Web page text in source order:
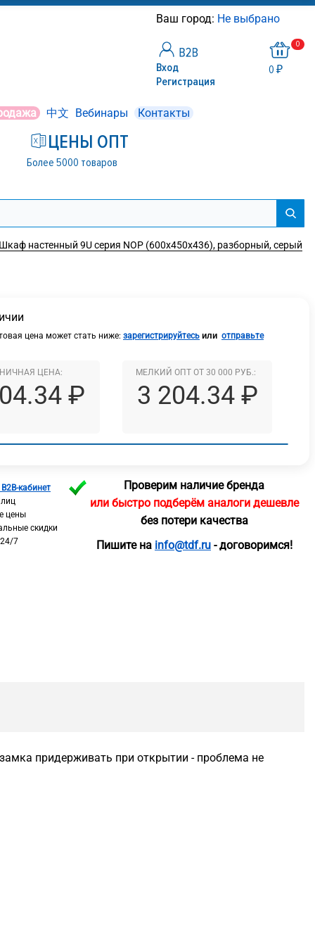
Ваш город: Не выбрано
Вход
Регистрация
0
0 ₽
中文 Вебинары Контакты
ЦЕНЫ ОПТ
Более 5000 товаров
Шкаф настенный 9U серия NOP (600х450х436), разборный, серый
цена может стать ниже: зарегистрируйтесь или отправьте
ЦЕНА:
₽
МЕЛКИЙ ОПТ ОТ 30 000 РУБ.:
3 204.34 ₽
кабинет
цены
скидки
7
Проверим наличие бренда
или быстро подберём аналоги дешевле
без потери качества
Пишите на info@tdf.ru- договоримся!
придерживать при открытии - проблема не